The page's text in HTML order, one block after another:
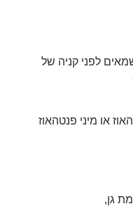
לפני קניה של
או מיני פנטהאוז
גן,